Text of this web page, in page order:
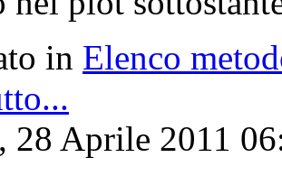
in Elenco
28 Aprile 2011